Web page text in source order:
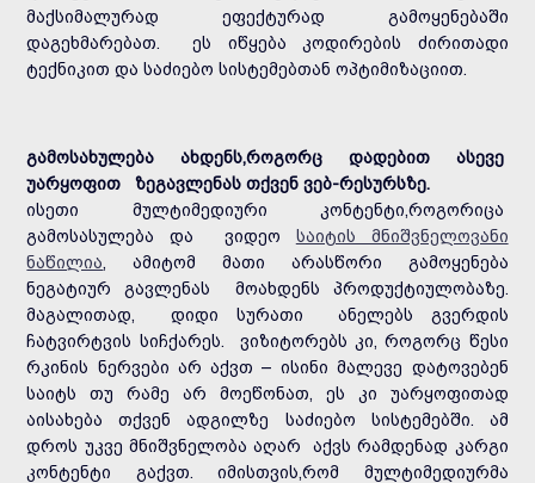
მაქსიმალურად ეფექტურად გამოყენებაში
დაგეხმარებათ. ეს იწყება კოდირების ძირითადი
ტექნიკით და საძიებო სისტემებთან ოპტიმიზაციით.
გამოსახულება ახდენს,როგორც დადებით ასევე
უარყოფით ზეგავლენას თქვენ ვებ-რესურსზე.
ისეთი მულტიმედიური კონტენტი,როგორიცა
გამოსასულება და ვიდეო საიტის მნიშვნელოვანი
ნაწილია , ამიტომ მათი არასწორი გამოყენება
ნეგატიურ გავლენას მოახდენს პროდუქტიულობაზე.
მაგალითად, დიდი სურათი ანელებს გვერდის
ჩატვირტვის სიჩქარეს. ვიზიტორებს კი, როგორც წესი
რკინის ნერვები არ აქვთ – ისინი მალევე დატოვებენ
საიტს თუ რამე არ მოეწონათ, ეს კი უარყოფითად
აისახება თქვენ ადგილზე საძიებო სისტემებში. ამ
დროს უკვე მნიშვნელობა აღარ აქვს რამდენად კარგი
კონტენტი გაქვთ. იმისთვის,რომ მულტიმედიურმა